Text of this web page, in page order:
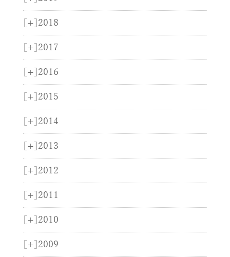
[+] 2018
[+] 2017
[+] 2016
[+] 2015
[+] 2014
[+] 2013
[+] 2012
[+] 2011
[+] 2010
[+] 2009